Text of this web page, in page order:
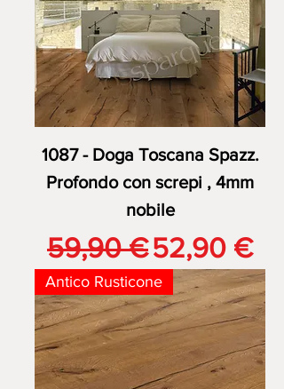
1087 - Doga Toscana Spazz.
Profondo con screpi , 4mm
nobile
Prezzo regolare
59,90 €Prezzo
52,90 €
Antico Rusticone